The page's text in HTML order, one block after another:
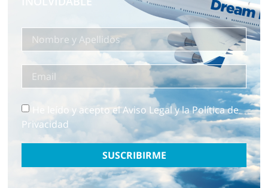
He leído y acepto el Aviso Legal y la Política de
Privacidad
SUSCRIBIRME